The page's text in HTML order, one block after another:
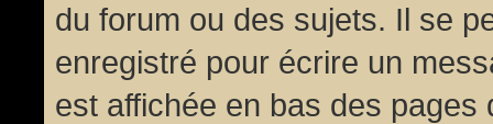
du forum ou des sujets. Il se
enregistré pour écrire un
est affichée en bas des